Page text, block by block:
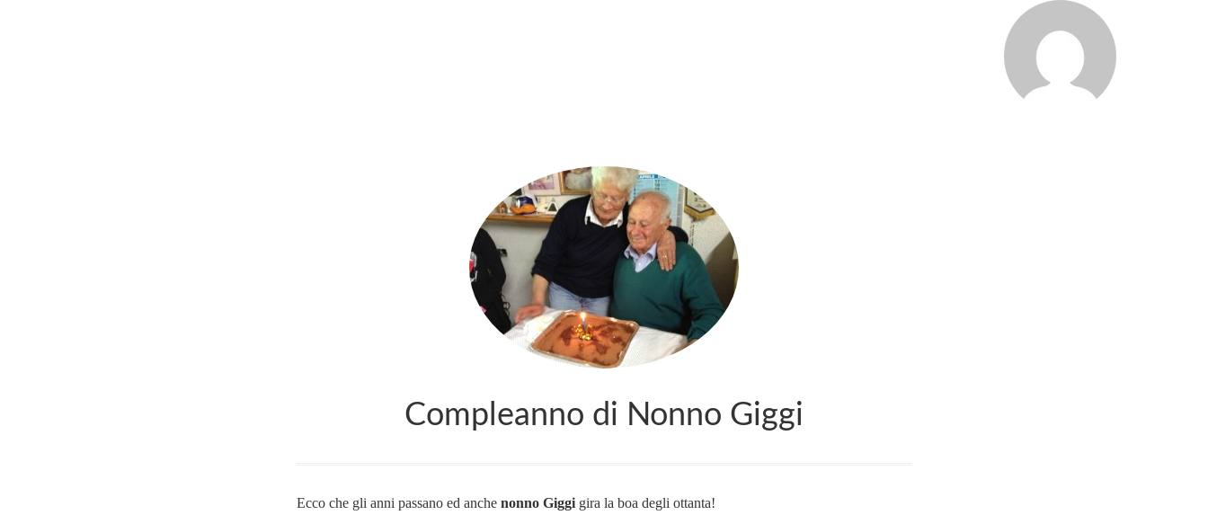
Compleanno di Nonno Giggi
Ecco che gli anni passano ed anche nonno Giggi gira la boa degli ottanta!